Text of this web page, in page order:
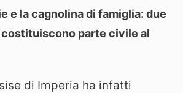
e la cagnolina di famiglia: due
parte civile al
di Imperia ha infatti